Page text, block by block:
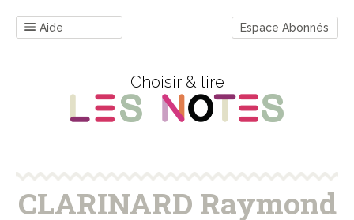
Aide Espace Abonnés
Choisir & lire
CLARINARD Raymond